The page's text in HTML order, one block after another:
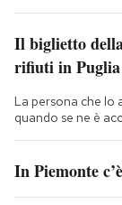
Il biglietto
rifiuti in Puglia
La persona che lo
quando se ne è
In Piemonte